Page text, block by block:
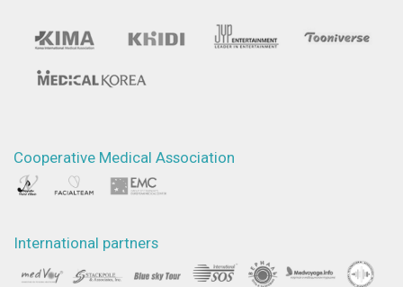
Cooperative Medical Association
International partners